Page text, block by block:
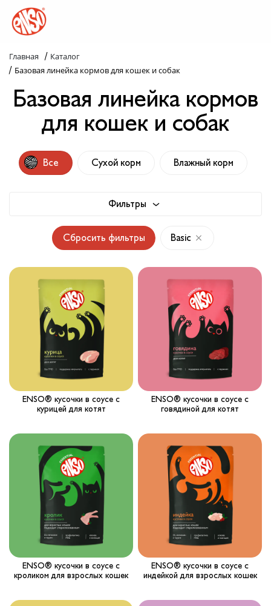
Каталог
Назад в лапки
Комплекс ENSO
Попробуй пойми!
Слопаньки
Обратная связь
Вопрос-ответ
Где купить ?
Калькулятор
Контакты
Главная / Каталог
/ Базовая линейка кормов для кошек и собак
Базовая линейка кормов
для кошек и собак
Все Сухой корм Влажный корм
Фильтры
Сбросить фильтры Basic
ENSO® кусочки в соусе с
курицей для котят
ENSO® кусочки в соусе с
говядиной для котят
ENSO® кусочки в соусе с
кроликом для взрослых кошек
ENSO® кусочки в соусе с
индейкой для взрослых кошек